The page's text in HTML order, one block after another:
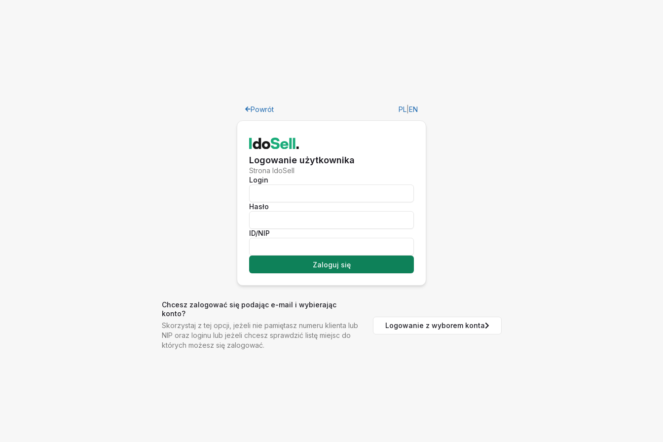
Powrót PL EN
Logowanie użytkownika
Strona IdoSell
Login
Hasło
ID/NIP
Zaloguj się
Chcesz zalogować się podając e-mail i wybierając
konto?
Skorzystaj z tej opcji, jeżeli nie pamiętasz numeru klienta lub
NIP oraz loginu lub jeżeli chcesz sprawdzić listę miejsc do
których możesz się zalogować.
Logowanie z wyborem konta